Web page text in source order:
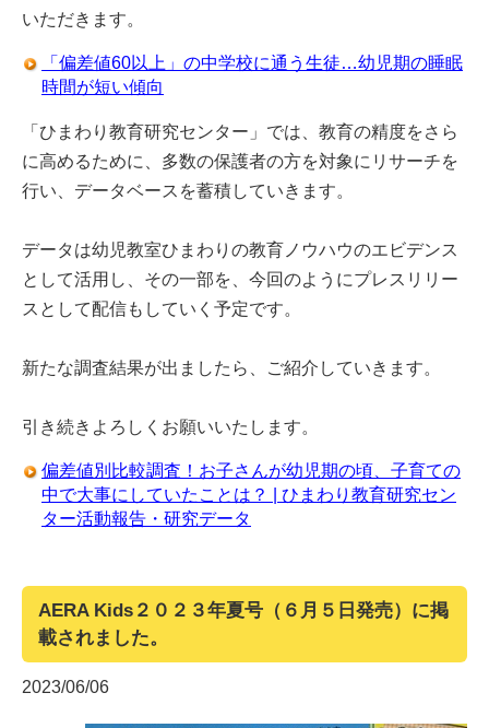
いただきます。
「偏差値60以上」の中学校に通う生徒…幼児期の睡眠
時間が短い傾向
「ひまわり教育研究センター」では、教育の精度をさら
に高めるために、多数の保護者の方を対象にリサーチを
行い、データベースを蓄積していきます。
データは幼児教室ひまわりの教育ノウハウのエビデンス
として活用し、その一部を、今回のようにプレスリリー
スとして配信もしていく予定です。
新たな調査結果が出ましたら、ご紹介していきます。
引き続きよろしくお願いいたします。
偏差値別比較調査！お子さんが幼児期の頃、子育ての
中で大事にしていたことは？ | ひまわり教育研究セン
ター活動報告・研究データ
AERA Kids２０２３年夏号（６月５日発売）に掲
載されました。
2023/06/06